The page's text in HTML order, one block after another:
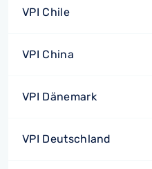
VPI Chile
VPI China
VPI Dänemark
VPI Deutschland